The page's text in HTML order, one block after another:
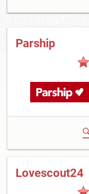
Parship
Lovescout24